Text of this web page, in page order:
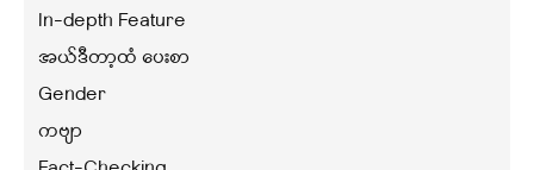
In-depth Feature
အယ်ဒီတာ့ထံ ပေးစာ
Gender
ကဗျာ